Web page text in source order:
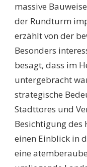
massive
der Rundturm
erzählt von der
Besonders
besagt, dass im
untergebracht
strategische
Stadttores und
Besichtigung
einen Einblick in
eine